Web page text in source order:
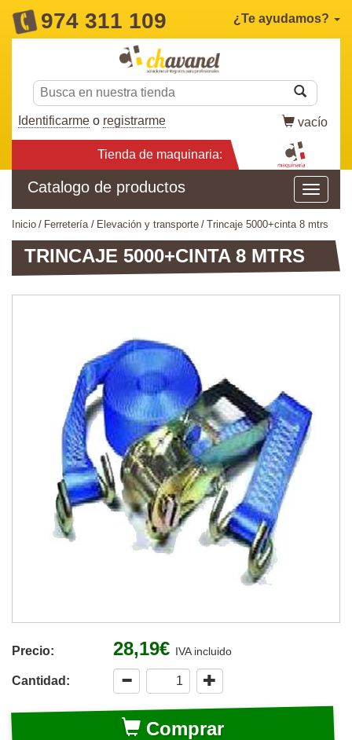
974 311 109 ¿Te ayudamos?
Identificarme o registrarme vacío
Tienda de maquinaria:
Catalogo de productos
inicio ferretería elevación y transporte trincaje 5000+cinta 8 mtrs
TRINCAJE 5000+CINTA 8 MTRS
Precio: 28,19€ IVA incluido
Cantidad:
Comprar